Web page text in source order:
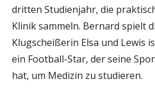
dritten Studienjahr, die
Klinik sammeln. Bernard spielt
Klugscheißerin Elsa und Lewis
ein Football-Star, der seine
hat, um Medizin zu studieren.